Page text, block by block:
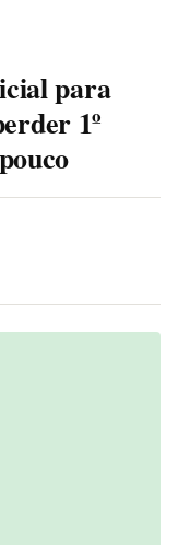
para
1º